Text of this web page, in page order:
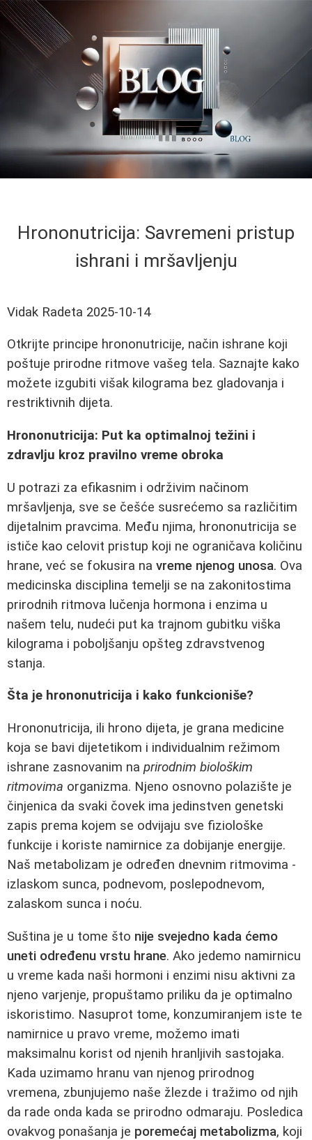
Hrononutricija: Savremeni pristup
ishrani i mršavljenju
Vidak Radeta 2025-10-14
Otkrijte principe hrononutricije, način ishrane koji
poštuje prirodne ritmove vašeg tela. Saznajte kako
možete izgubiti višak kilograma bez gladovanja i
restriktivnih dijeta.
Hrononutricija: Put ka optimalnoj težini i
zdravlju kroz pravilno vreme obroka
U potrazi za efikasnim i održivim načinom
mršavljenja, sve se češće susrećemo sa različitim
dijetalnim pravcima. Među njima, hrononutricija se
ističe kao celovit pristup koji ne ograničava količinu
hrane, već se fokusira na vreme njenog unosa. Ova
medicinska disciplina temelji se na zakonitostima
prirodnih ritmova lučenja hormona i enzima u
našem telu, nudeći put ka trajnom gubitku viška
kilograma i poboljšanju opšteg zdravstvenog
stanja.
Šta je hrononutricija i kako funkcioniše?
Hrononutricija, ili hrono dijeta, je grana medicine
koja se bavi dijetetikom i individualnim režimom
ishrane zasnovanim na prirodnim biološkim
ritmovima organizma. Njeno osnovno polazište je
činjenica da svaki čovek ima jedinstven genetski
zapis prema kojem se odvijaju sve fiziološke
funkcije i koriste namirnice za dobijanje energije.
Naš metabolizam je određen dnevnim ritmovima -
izlaskom sunca, podnevom, poslepodnevom,
zalaskom sunca i noću.
Suština je u tome što nije svejedno kada ćemo
uneti određenu vrstu hrane. Ako jedemo namirnicu
u vreme kada naši hormoni i enzimi nisu aktivni za
njeno varjenje, propuštamo priliku da je optimalno
iskoristimo. Nasuprot tome, konzumiranjem iste te
namirnice u pravo vreme, možemo imati
maksimalnu korist od njenih hranljivih sastojaka.
Kada uzimamo hranu van njenog prirodnog
vremena, zbunjujemo naše žlezde i tražimo od njih
da rade onda kada se prirodno odmaraju. Posledica
ovakvog ponašanja je poremećaj metabolizma, koji